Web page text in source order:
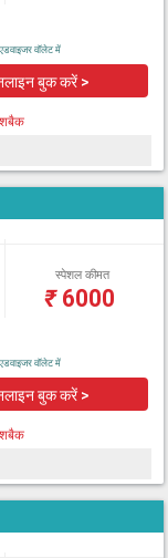
वॉलेट में
बुक करें >
स्पेशल कीमत
₹6000
वॉलेट में
बुक करें >